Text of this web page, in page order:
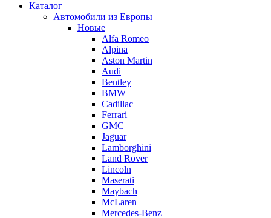
Каталог
Автомобили из Европы
Новые
Alfa Romeo
Alpina
Aston Martin
Audi
Bentley
BMW
Cadillac
Ferrari
GMC
Jaguar
Lamborghini
Land Rover
Lincoln
Maserati
Maybach
McLaren
Mercedes-Benz